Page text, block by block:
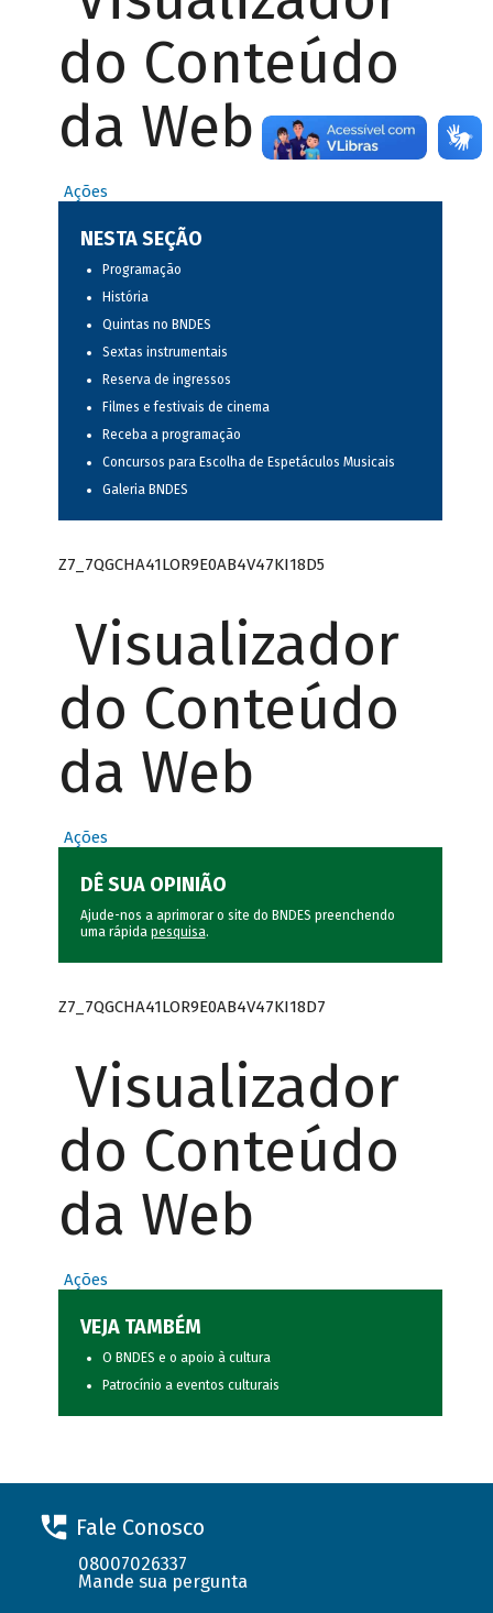
do Conteúdo
da Web
Ações
NESTA SEÇÃO
Programação
História
Quintas no BNDES
Sextas instrumentais
Reserva de ingressos
Filmes e festivais de cinema
Receba a programação
Concursos para Escolha de Espetáculos Musicais
Galeria BNDES
Z7_7QGCHA41LOR9E0AB4V47KI18D5
Visualizador
do Conteúdo
da Web
Ações
DÊ SUA OPINIÃO
Ajude-nos a aprimorar o site do BNDES preenchendo
uma rápida pesquisa.
Z7_7QGCHA41LOR9E0AB4V47KI18D7
Visualizador
do Conteúdo
da Web
Ações
VEJA TAMBÉM
O BNDES e o apoio à cultura
Patrocínio a eventos culturais
Fale Conosco
08007026337
Mande sua pergunta